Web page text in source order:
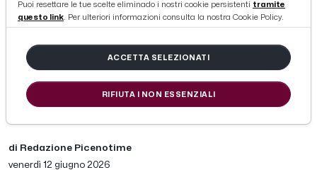
Ascoli Calcio, finale di stagione in
crescendo per "El Pibe" Silipo con
una prestazione monstre nel
match decisivo contro l'Union
Brescia
di Redazione Picenotime
venerdì 12 giugno 2026
Puoi resettare le tue scelte eliminado i nostri cookie persistenti tramite
questo link. Per ulteriori informazioni consulta la nostra Cookie Policy.
ACCETTA SELEZIONATI
RIFIUTA I NON ESSENZIALI